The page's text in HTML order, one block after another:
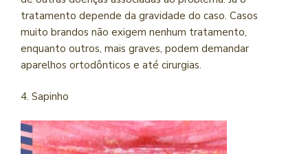
tratamento depende da gravidade do caso. Casos
muito brandos não exigem nenhum tratamento,
enquanto outros, mais graves, podem demandar
aparelhos ortodônticos e até cirurgias.
4. Sapinho